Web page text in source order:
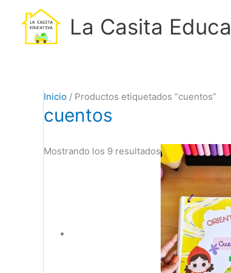
contenido
La Casita
Inicio / Productos etiquetados “cuentos”
cuentos
Mostrando los 9 resultados
Ordenado
u
r
p
r